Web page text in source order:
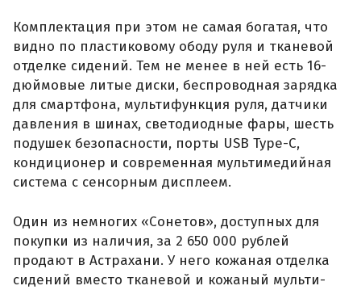
Комплектация при этом не самая богатая, что
видно по пластиковому ободу руля и тканевой
отделке сидений. Тем не менее в ней есть 16-
дюймовые литые диски, беспроводная зарядка
для смартфона, мультифункция руля, датчики
давления в шинах, светодиодные фары, шесть
подушек безопасности, порты USB Type-C,
кондиционер и современная мультимедийная
система с сенсорным дисплеем.
Один из немногих «Сонетов», доступных для
покупки из наличия, за 2 650 000 рублей
продают в Астрахани. У него кожаная отделка
сидений вместо тканевой и кожаный мульти-